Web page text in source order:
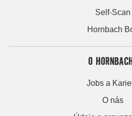
Self-Scan
Hornbach
O
Jobs a
O nás